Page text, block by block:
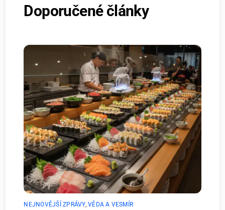
Doporučené články
NEJNOVĚJŠÍ ZPRÁVY,VĚDA A VESMÍR